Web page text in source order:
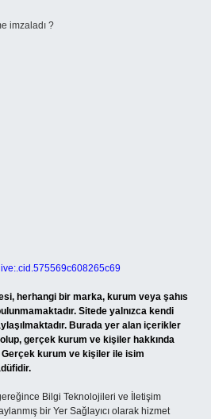
imzaladı ?
herhangi bir marka, kurum veya şahıs
Sitede yalnızca kendi
Burada yer alan içerikler
gerçek kurum ve kişiler hakkında
Gerçek kurum ve kişiler ile isim
Bilgi Teknolojileri ve İletişim
bir Yer Sağlayıcı olarak hizmet